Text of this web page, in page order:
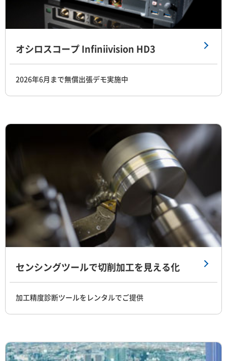
オシロスコープ Infiniivision HD3
2026年6月まで無償出張デモ実施中
センシングツールで切削加工を見える化
加工精度診断ツールをレンタルでご提供